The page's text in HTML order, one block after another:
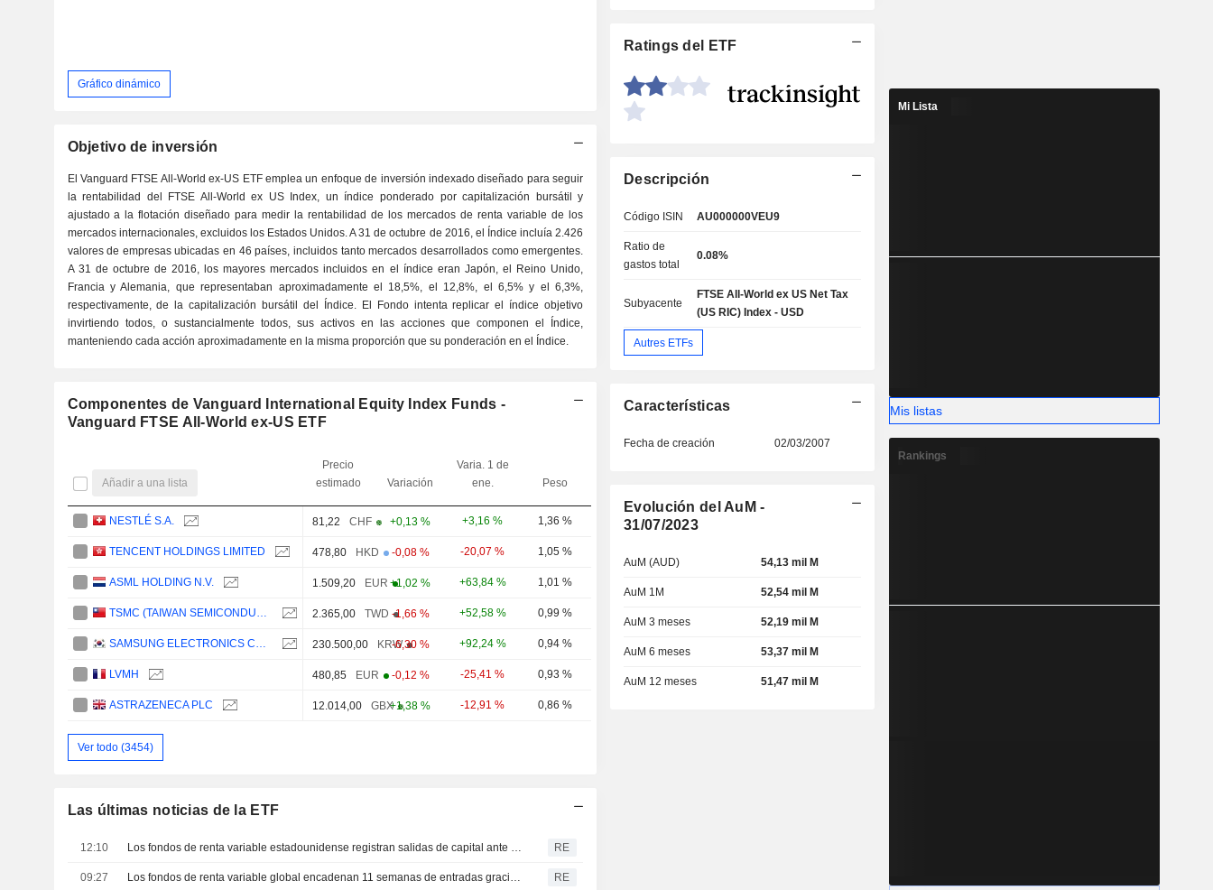
Gráfico dinámico
Objetivo de inversión
El Vanguard FTSE All-World ex-US ETF emplea un enfoque de inversión indexado diseñado para seguir
la rentabilidad del FTSE All-World ex US Index, un índice ponderado por capitalización bursátil y
ajustado a la flotación diseñado para medir la rentabilidad de los mercados de renta variable de los
mercados internacionales, excluidos los Estados Unidos. A 31 de octubre de 2016, el Índice incluía 2.426
valores de empresas ubicadas en 46 países, incluidos tanto mercados desarrollados como emergentes.
A 31 de octubre de 2016, los mayores mercados incluidos en el índice eran Japón, el Reino Unido,
Francia y Alemania, que representaban aproximadamente el 18,5%, el 12,8%, el 6,5% y el 6,3%,
respectivamente, de la capitalización bursátil del Índice. El Fondo intenta replicar el índice objetivo
invirtiendo todos, o sustancialmente todos, sus activos en las acciones que componen el Índice,
manteniendo cada acción aproximadamente en la misma proporción que su ponderación en el Índice.
Componentes de Vanguard International Equity Index Funds -
Vanguard FTSE All-World ex-US ETF
Añadir a una lista
Precio
estimado
Variación
Varia. 1 de
ene.
Peso
NESTLÉ S.A. 81,22 CHF +0,13 % +3,16 % 1,36 %
TENCENT HOLDINGS LIMITED 478,80 HKD -0,08 % -20,07 % 1,05 %
ASML HOLDING N.V. 1.509,20 EUR +1,02 % +63,84 % 1,01 %
TSMC (TAIWAN SEMICONDUCTOR MANUFACTURING COMPANY) 2.365,00 TWD -1,66 % +52,58 % 0,99 %
SAMSUNG ELECTRONICS CO., LTD. 230.500,00 KRW-6,30 % +92,24 % 0,94 %
LVMH 480,85 EUR -0,12 % -25,41 % 0,93 %
ASTRAZENECA PLC 12.014,00 GBX+1,38 % -12,91 % 0,86 %
Ver todo (3454)
Las últimas noticias de la ETF
12:10 Los fondos de renta variable estadounidense registran salidas de capital ante la recogida de beneficios previa a los datos de empleo RE
09:27 Los fondos de renta variable global encadenan 11 semanas de entradas gracias al impulso de los resultados empresariales RE
Ratings del ETF
Descripción
Código ISIN AU000000VEU9
Ratio de
gastos total
0.08%
Subyacente
FTSE All-World ex US Net Tax
(US RIC) Index - USD
Autres ETFs
Características
Fecha de creación 02/03/2007
Evolución del AuM -
31/07/2023
AuM (AUD) 54,13 mil M
AuM 1M 52,54 mil M
AuM 3 meses 52,19 mil M
AuM 6 meses 53,37 mil M
AuM 12 meses 51,47 mil M
Mi Lista
Mis listas
Rankings